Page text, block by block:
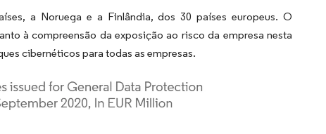
a Noruega e a Finlândia, dos 30 países europeus. O
à compreensão da exposição ao risco da empresa nesta
cibernéticos para todas as empresas.